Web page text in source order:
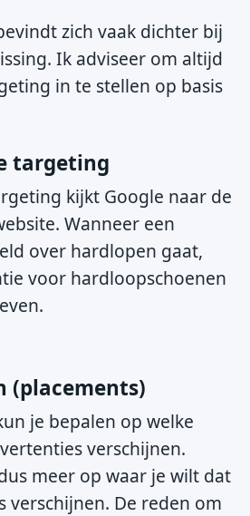
zich vaak dichter bij
Ik adviseer om altijd
in te stellen op basis
targeting
kijkt Google naar de
Wanneer een
over hardlopen gaat,
voor hardloopschoenen
(placements)
je bepalen op welke
verschijnen.
meer op waar je wilt dat
verschijnen. De reden om